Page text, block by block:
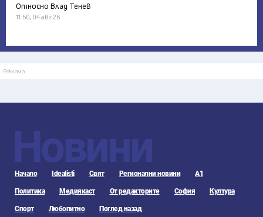
Относно Влад Тенев
11:50, 04 авг 26
Реклама
Новини
Начало Idealisti Свят Регионални новини А1
Политика Медиякаст От редакторите София Култура
Спорт Любопитно Поглед назад